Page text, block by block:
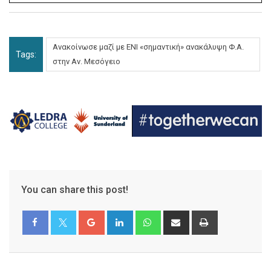
Tags:
Ανακοίνωσε μαζί με ΕΝΙ «σημαντική» ανακάλυψη Φ.Α.
στην Αν. Μεσόγειο
You can share this post!
Google+ LinkedIn WhatsappShare